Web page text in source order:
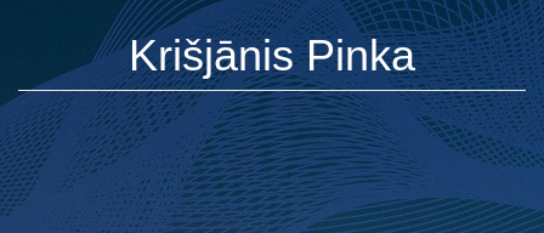
Krišjānis Pinka